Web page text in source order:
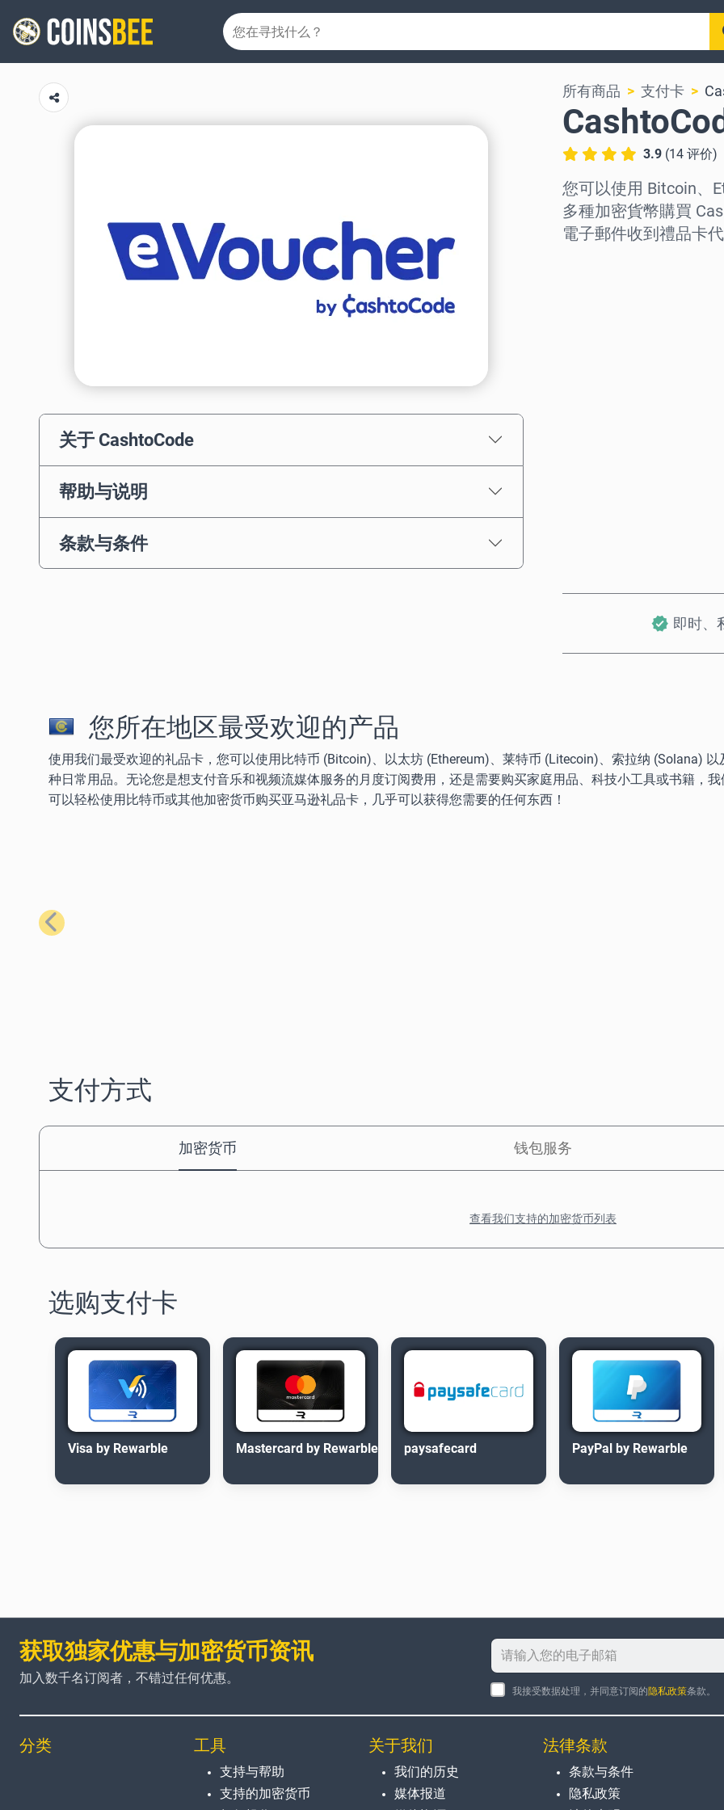
关于 CashtoCode
帮助与说明
条款与条件
所有商品 支付卡
3.9 (14 评价)
您可以使用 Bitcoin、
多種加密貨幣購買
電子郵件收到禮品卡
即时、
您所在地区最受欢迎的产品
使用我们最受欢迎的礼品卡，您可以使用比特币 (Bitcoin)、以太坊 (Ethereum)、莱特币 (Litecoin)、索拉纳 (Solana)
种日常用品。无论您是想支付音乐和视频流媒体服务的月度订阅费用，还是需要购买家庭用品、科技小工具或书籍，
可以轻松使用比特币或其他加密货币购买亚马逊礼品卡，几乎可以获得您需要的任何东西！
上一步
支付方式
加密货币 钱包服务
查看我们支持的加密货币列表
选购支付卡
Visa by Rewarble Mastercard by Rewarble paysafecard PayPal by Rewarble
获取独家优惠与加密货币资讯
加入数千名订阅者，不错过任何优惠。
我接受数据处理，并同意订阅的隐私政策条款。
分类 工具
支持与帮助
支持的加密货币
关于我们
我们的历史
媒体报道
法律条款
条款与条件
隐私政策